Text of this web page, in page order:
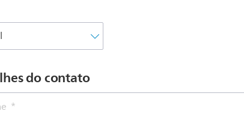
do contato